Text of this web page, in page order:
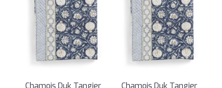
Chamois Duk Tangier
Chamois Duk Tangier